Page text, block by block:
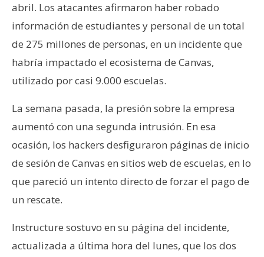
abril. Los atacantes afirmaron haber robado
información de estudiantes y personal de un total
de 275 millones de personas, en un incidente que
habría impactado el ecosistema de Canvas,
utilizado por casi 9.000 escuelas.
La semana pasada, la presión sobre la empresa
aumentó con una segunda intrusión. En esa
ocasión, los hackers desfiguraron páginas de inicio
de sesión de Canvas en sitios web de escuelas, en lo
que pareció un intento directo de forzar el pago de
un rescate.
Instructure sostuvo en su página del incidente,
actualizada a última hora del lunes, que los dos